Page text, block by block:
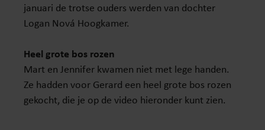
januari de trotse ouders werden van dochter
Logan Nová Hoogkamer.
Heel grote bos rozen
Mart en Jennifer kwamen niet met lege handen.
Ze hadden voor Gerard een heel grote bos rozen
gekocht, die je op de video hieronder kunt zien.